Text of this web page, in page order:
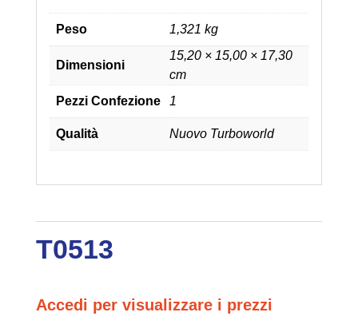
Peso 1,321 kg
Dimensioni
15,20 × 15,00 × 17,30
cm
Pezzi Confezione
1
Qualità Nuovo Turboworld
T0513
Accedi per visualizzare i prezzi